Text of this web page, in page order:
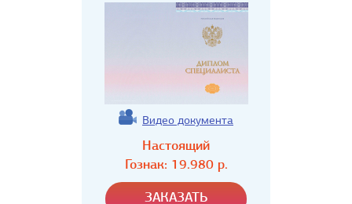
Видео документа
Настоящий
Гознак: 19.980р.